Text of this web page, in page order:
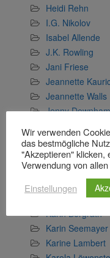
Heidi Rehn
I.G. Nikolov
Isabel Allende
J.K. Rowling
Jani Friese
Jeannette
Jeannette Walls
Jenny Downham
Judy Astley
Juli Zeh
Julia Whelan
Kai Meyer
Kanae Minato
Karin Bergrath
Karin Seemayer
Karine Lambert
Wir verwenden
das bestmögliche
"Akzeptieren" klicken,
Verwendung von
Einstellungen